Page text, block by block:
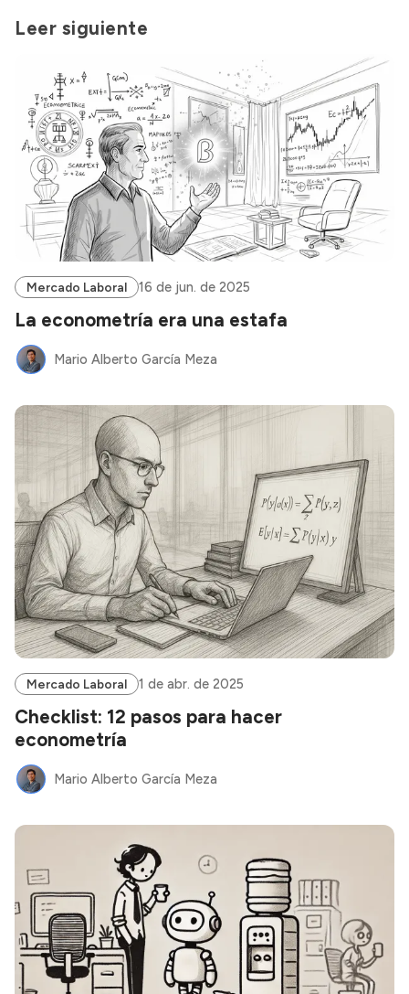
Leer siguiente
Mercado Laboral 16 de jun. de 2025
La econometría era una estafa
Mario Alberto García Meza
Mercado Laboral 1 de abr. de 2025
Checklist: 12 pasos para hacer
econometría
Mario Alberto García Meza